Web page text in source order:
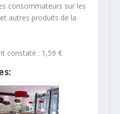
consommateurs sur les
autres produits de la
constaté : 1,59 €